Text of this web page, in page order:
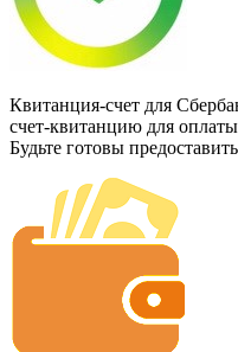
Квитанция-счет для
счет-квитанцию для
Будьте готовы